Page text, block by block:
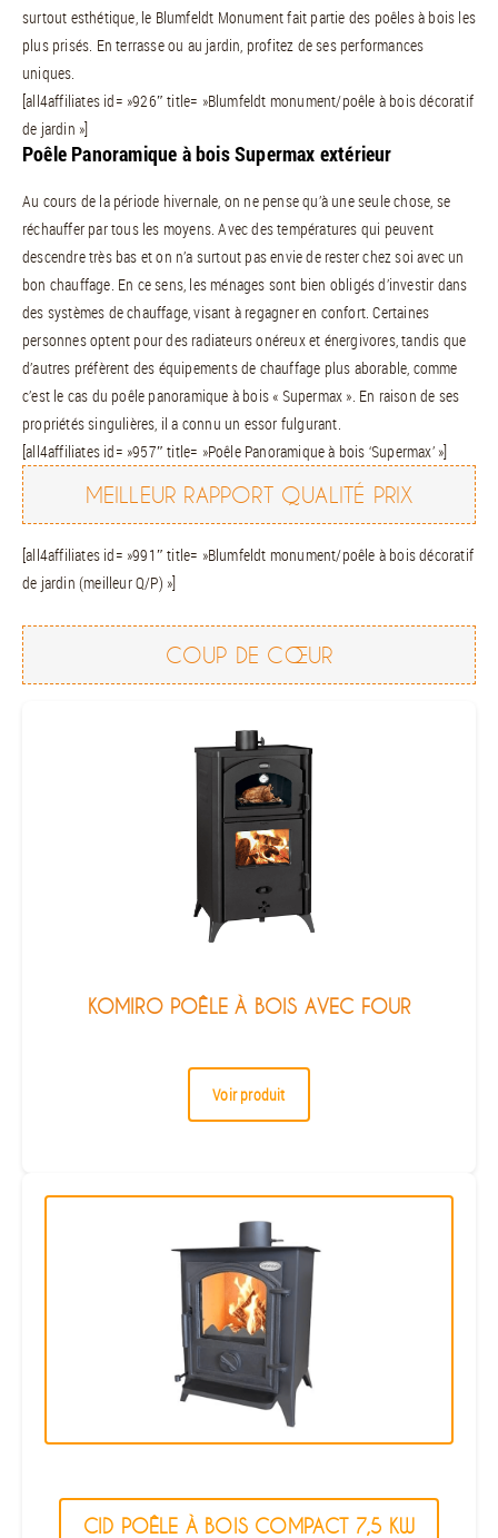
surtout esthétique, le Blumfeldt Monument fait partie des poêles à bois les
plus prisés. En terrasse ou au jardin, profitez de ses performances
uniques.
[all4affiliates id= »926″ title= »Blumfeldt monument/poêle à bois décoratif
de jardin »]
Poêle Panoramique à bois Supermax extérieur
Au cours de la période hivernale, on ne pense qu’à une seule chose, se
réchauffer par tous les moyens. Avec des températures qui peuvent
descendre très bas et on n’a surtout pas envie de rester chez soi avec un
bon chauffage. En ce sens, les ménages sont bien obligés d’investir dans
des systèmes de chauffage, visant à regagner en confort. Certaines
personnes optent pour des radiateurs onéreux et énergivores, tandis que
d’autres préfèrent des équipements de chauffage plus aborable, comme
c’est le cas du poêle panoramique à bois « Supermax ». En raison de ses
propriétés singulières, il a connu un essor fulgurant.
[all4affiliates id= »957″ title= »Poêle Panoramique à bois ‘Supermax’ »]
MEILLEUR RAPPORT QUALITÉ PRIX
[all4affiliates id= »991″ title= »Blumfeldt monument/poêle à bois décoratif
de jardin (meilleur Q/P) »]
COUP DE CŒUR
KOMIRO POÊLE À BOIS AVEC FOUR
Voir produit
CID POÊLE À BOIS COMPACT 7,5 KW